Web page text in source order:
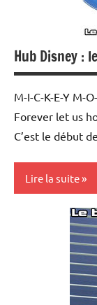
Hub Disney :
M-I-C-K-E-Y M-
Forever let us
C’est le début
Lire la suite
Inclassables
Periphériques